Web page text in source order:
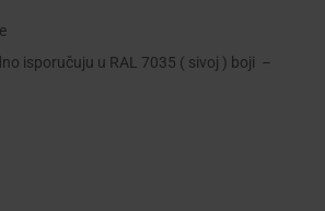
isporučuju u RAL 7035 ( sivoj ) boji –